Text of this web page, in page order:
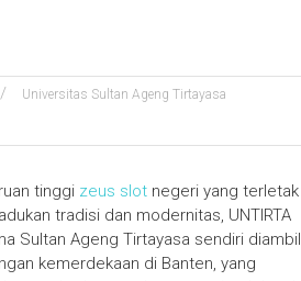
Universitas Sultan Ageng Tirtayasa
tinggi zeus slot negeri yang terletak
tradisi dan modernitas, UNTIRTA
Sultan Ageng Tirtayasa sendiri diambil
kemerdekaan di Banten, yang